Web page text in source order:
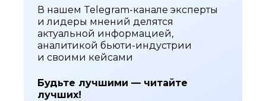
В нашем Telegram-канале эксперты
и лидеры мнений делятся
актуальной информацией,
аналитикой бьюти-индустрии
и своими кейсами
Будьте лучшими — читайте
лучших!